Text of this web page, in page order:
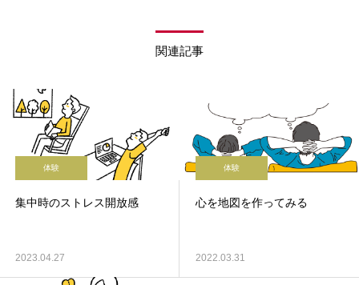
関連記事
体験
集中時のストレス開放感
2023.04.27
体験
心を地図を作ってみる
2022.03.31